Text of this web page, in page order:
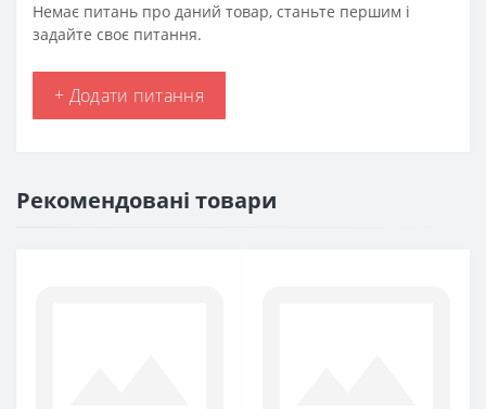
Немає питань про даний товар, станьте першим і
задайте своє питання.
+ Додати питання
Рекомендовані товари